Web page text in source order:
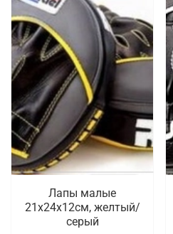
Лапы малые
21х24х12см, желтый/
серый